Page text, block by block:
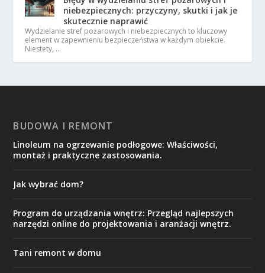
niebezpiecznych: przyczyny, skutki i jak je
skutecznie naprawić
Wydzielanie stref pożarowych i niebezpiecznych to kluczowy
element w zapewnieniu bezpieczeństwa w każdym obiekcie.
Niestety, …
BUDOWA I REMONT
Linoleum na ogrzewanie podłogowe: Właściwości,
montaż i praktyczne zastosowania.
Jak wybrać dom?
Program do urządzania wnętrz: Przegląd najlepszych
narzędzi online do projektowania i aranżacji wnętrz.
Tani remont w domu